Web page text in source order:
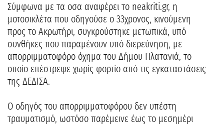
Σύμφωνα με τα οσα αναφέρει το neakriti.gr, η
μοτοσικλέτα που οδηγούσε ο 33χρονος, κινούμενη
προς το Ακρωτήρι, συγκρούστηκε μετωπικά, υπό
συνθήκες που παραμένουν υπό διερεύνηση, με
απορριμματοφόρο όχημα του Δήμου Πλατανιά, το
οποίο επέστρεφε χωρίς φορτίο από τις εγκαταστάσεις
της ΔΕΔΙΣΑ.
Ο οδηγός του απορριμματοφόρου δεν υπέστη
τραυματισμό, ωστόσο παρέμεινε έως το μεσημέρι